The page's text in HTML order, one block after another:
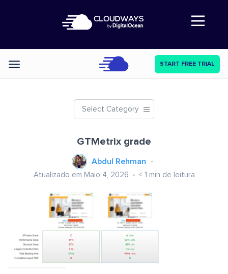
Abre a navegação
Categories START FREE TRIAL
Select Category
GTMetrix grade
Abdul Rehman
Atualizado em Maio 4, 2026 < 1 min de leitura